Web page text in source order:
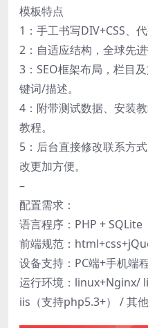
模板特点
1：手工书写DIV+CSS、
2：自适应结构，全球先
3：SEO框架布局，栏目
键词/描述。
4：附带测试数据、安装
教程。
5：后台直接修改联系方
改更加方便。
–
配置需求：
语言程序：PHP + SQLite
前端规范：
设备支持：PC端+手机端
运行环境：linux+Nginx/
iis（支持php5.3+） / 其